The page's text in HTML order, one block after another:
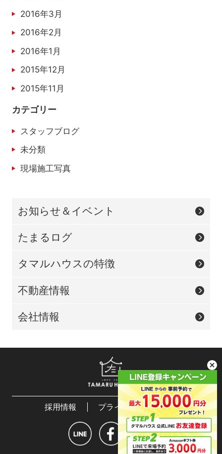
2016年3月
2016年2月
2016年1月
2015年12月
2015年11月
カテゴリー
スタッフブログ
未分類
現場施工写真
お知らせ＆イベント
たまるログ
タマルハウスの特徴
不動産情報
会社情報
採用情報 プライバシーポリシー